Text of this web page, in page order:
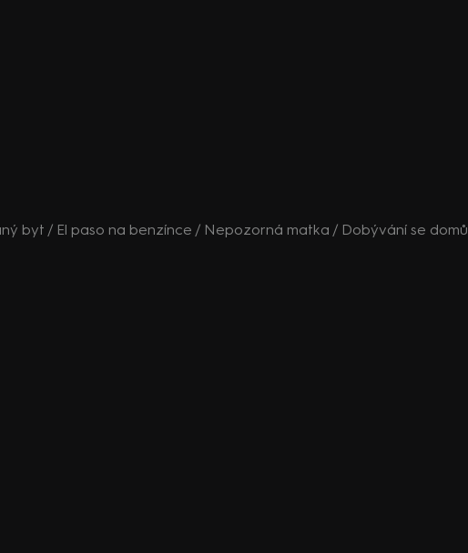
byt / El paso na benzínce / Nepozorná matka / Dobývání se domů